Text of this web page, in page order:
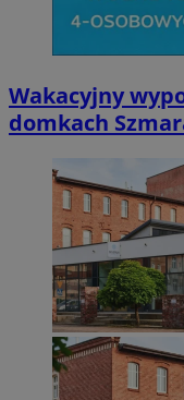
Wakacyjny
domkach